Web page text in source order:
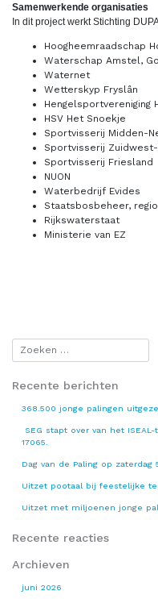
Samenwerkende organisaties
In dit project werkt Stichting
Hoogheemraadschap
Waterschap Amstel,
Waternet
Wetterskyp Fryslân
Hengelsportvereniging
HSV Het Snoekje
Sportvisserij Midden-
Sportvisserij
Sportvisserij Friesland
NUON
Waterbedrijf Evides
Staatsbosbeheer,
Rijkswaterstaat
Ministerie van EZ
Recente berichten
368.500 jonge palingen
SEG stapt over van het
17065.
Dag van de Paling op zaterdag
Uitzet pootaal bij feestelijke
Uitzet met miljoenen jonge
Recente reacties
Archieven
juni 2026